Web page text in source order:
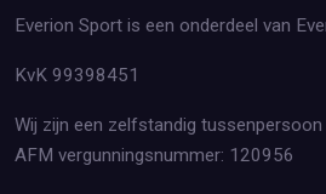
Everion Sport is een onderdeel van
KvK 99398451
Wij zijn een zelfstandig
AFM vergunningsnummer: 120956